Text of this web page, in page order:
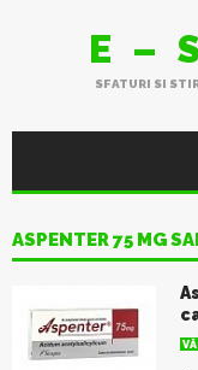
E –
SFATURI SI
ASPENTER 75 MG